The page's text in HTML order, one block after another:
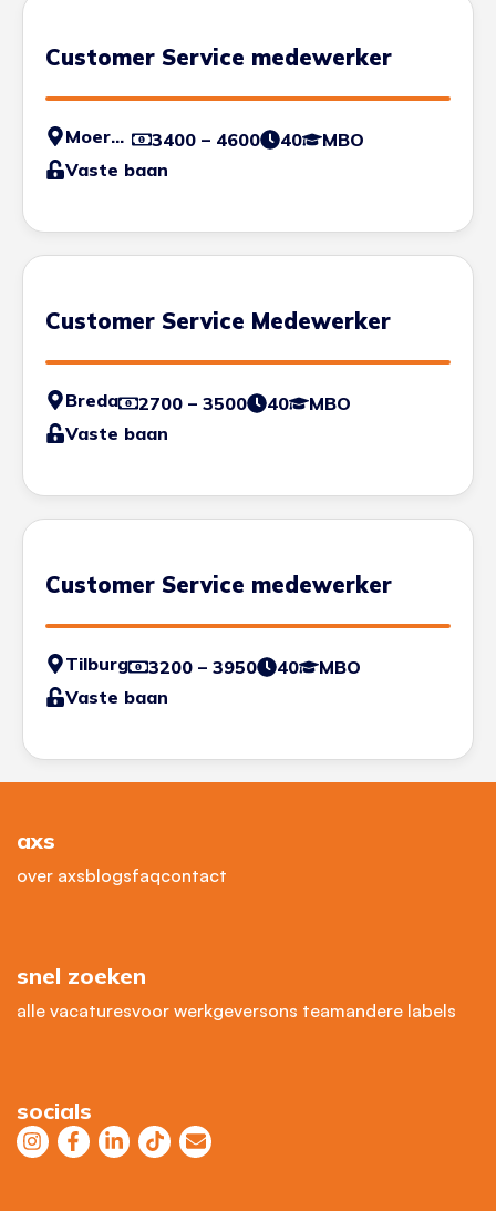
Customer Service medewerker
Moerdijk 3400 – 4600 40
MBO
Vaste baan
Customer Service Medewerker
Breda 2700 – 3500 40
MBO
Vaste baan
Customer Service medewerker
Tilburg 3200 – 3950 40
MBO
Vaste baan
axs
over axsblogsfaqcontact
snel zoeken
alle vacaturesvoor werkgeversons teamandere labels
socials